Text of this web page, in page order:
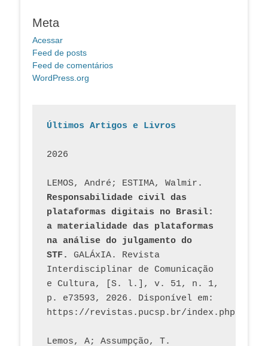
Meta
Acessar
Feed de posts
Feed de comentários
WordPress.org
Últimos Artigos e Livros
2026
Responsabilidade civil das
plataformas digitais no Brasil:
a materialidade das plataformas
na análise do julgamento do
STF.
GALÁxIA. Revista
Interdisciplinar de Comunicação
e Cultura, [S. l.], v. 51, n. 1,
p. e73593, 2026. Disponível em: